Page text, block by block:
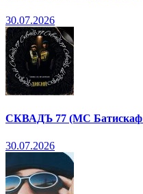
30.07.2026
СКВАДЪ 77 (МС Батискаф
30.07.2026